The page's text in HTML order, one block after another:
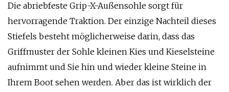
Die abriebfeste Grip-X-Außensohle sorgt für
hervorragende Traktion. Der einzige Nachteil dieses
Stiefels besteht möglicherweise darin, dass das
Griffmuster der Sohle kleinen Kies und Kieselsteine ​​
aufnimmt und Sie hin und wieder kleine Steine ​​in
Ihrem Boot sehen werden. Aber das ist wirklich der